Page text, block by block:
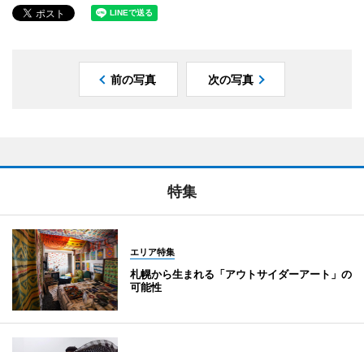
前の写真 次の写真
特集
エリア特集
札幌から生まれる「アウトサイダーアート」の
可能性